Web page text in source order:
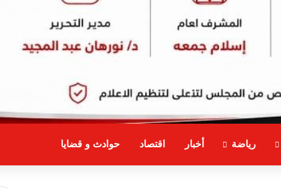
رياضة أخبار اقتصاد حوادث و قضايا